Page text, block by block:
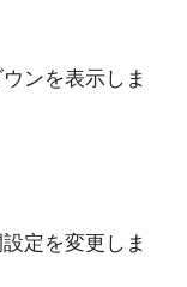
ンを表示しま
定を変更しま